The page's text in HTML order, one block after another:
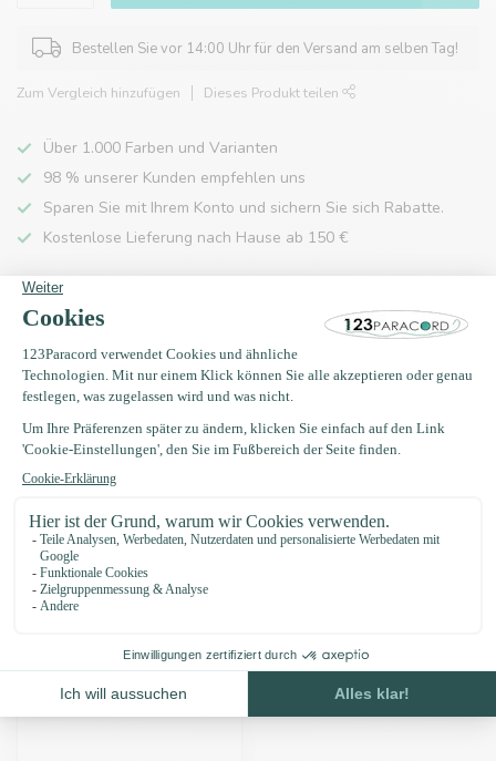
Bestellen Sie vor 14:00 Uhr für den Versand am selben Tag!
Zum Vergleich hinzufügen Dieses Produkt teilen
Über 1.000 Farben und Varianten
98 % unserer Kunden empfehlen uns
Sparen Sie mit Ihrem Konto und sichern Sie sich Rabatte.
Kostenlose Lieferung nach Hause ab 150 €
Produktbeschreibung
Eigenschaften
Zuletzt angesehen